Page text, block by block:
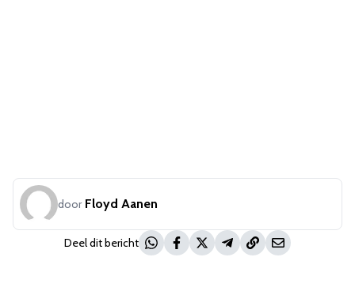
door Floyd Aanen
Deel dit bericht